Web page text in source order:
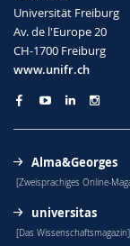
Universität Freiburg
Av. de l'Europe 20
CH-1700 Freiburg
www.unifr.ch
Alma&Georges
[Zweisprachiges Online-
universitas
[Das Wissenschaftsmagazin]